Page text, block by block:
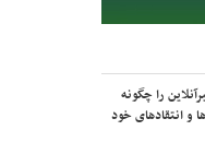
را چگونه
و انتقادهای خود